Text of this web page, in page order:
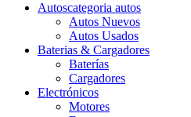
Autoscategoria autos
Autos Nuevos
Autos Usados
Baterias & Cargadores
Baterías
Cargadores
Electrónicos
Motores